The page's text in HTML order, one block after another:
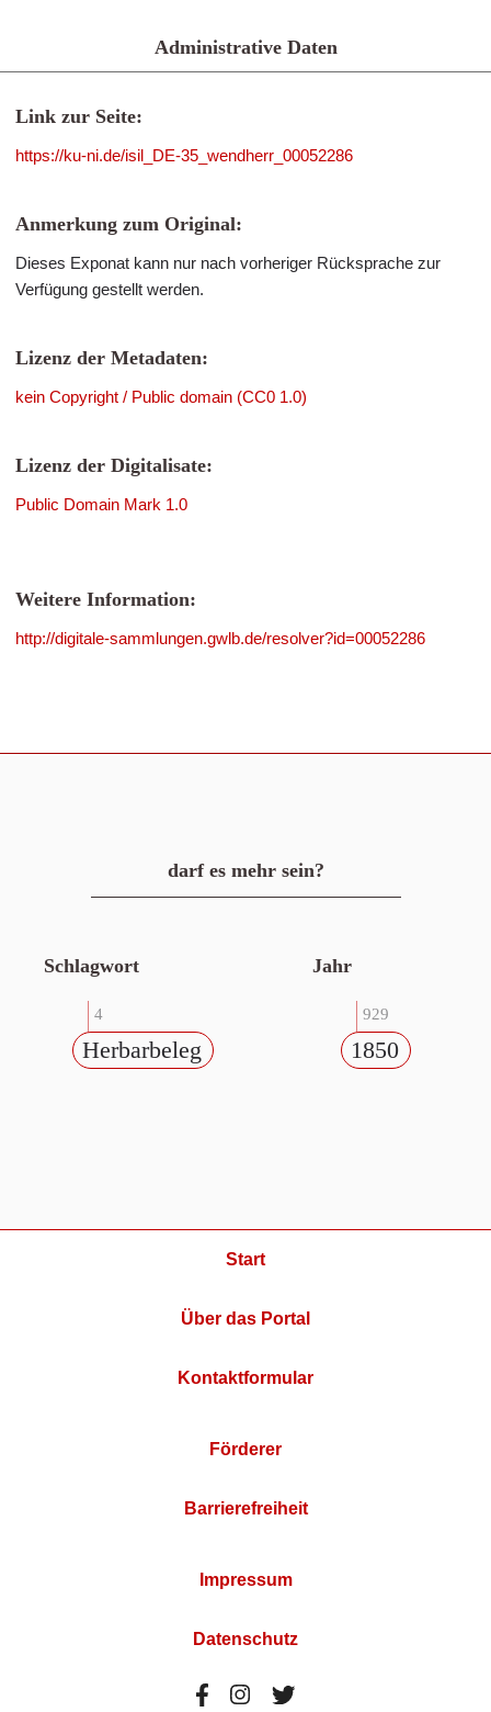
Administrative Daten
Link zur Seite:
https://ku-ni.de/isil_DE-35_wendherr_00052286
Anmerkung zum Original:
Dieses Exponat kann nur nach vorheriger Rücksprache zur
Verfügung gestellt werden.
Lizenz der Metadaten:
kein Copyright / Public domain (CC0 1.0)
Lizenz der Digitalisate:
Public Domain Mark 1.0
Weitere Information:
http://digitale-sammlungen.gwlb.de/resolver?id=00052286
darf es mehr sein?
Schlagwort
4
Herbarbeleg
Jahr
929
1850
Start
Über das Portal
Kontaktformular
Förderer
Barrierefreiheit
Impressum
Datenschutz